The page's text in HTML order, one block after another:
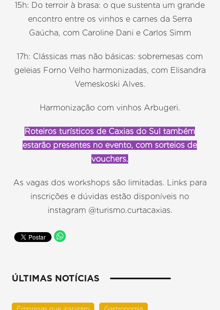
15h: Do terroir à brasa: o que sustenta um grande
encontro entre os vinhos e carnes da Serra
Gaúcha, com Caroline Dani e Carlos Simm
17h: Clássicas mas não básicas: sobremesas com
geleias Forno Velho harmonizadas, com Elisandra
Vemeskoski Alves.
Harmonização com vinhos Arbugeri.
Roteiros turísticos de Caxias do Sul também
estarão presentes no evento, com sorteios de
vouchers.
As vagas dos workshops são limitadas. Links para
inscrições e dúvidas estão disponíveis no
instagram @turismo.curtacaxias.
ÚLTIMAS NOTÍCIAS